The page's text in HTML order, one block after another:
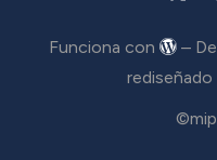
Funciona con –
rediseñado